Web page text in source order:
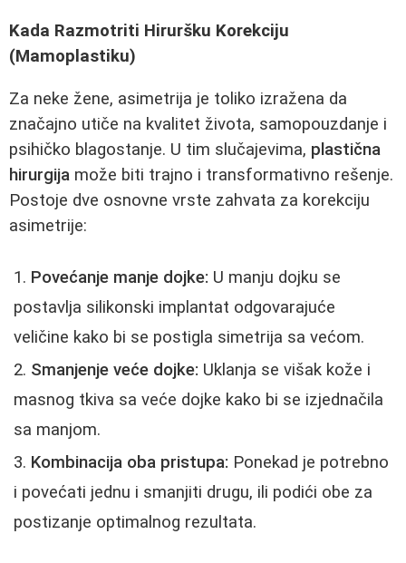
Kada Razmotriti Hiruršku Korekciju
(Mamoplastiku)
Za neke žene, asimetrija je toliko izražena da
značajno utiče na kvalitet života, samopouzdanje i
psihičko blagostanje. U tim slučajevima, plastična
hirurgija može biti trajno i transformativno rešenje.
Postoje dve osnovne vrste zahvata za korekciju
asimetrije:
Povećanje manje dojke: U manju dojku se
postavlja silikonski implantat odgovarajuće
veličine kako bi se postigla simetrija sa većom.
Smanjenje veće dojke: Uklanja se višak kože i
masnog tkiva sa veće dojke kako bi se izjednačila
sa manjom.
Kombinacija oba pristupa: Ponekad je potrebno
i povećati jednu i smanjiti drugu, ili podići obe za
postizanje optimalnog rezultata.